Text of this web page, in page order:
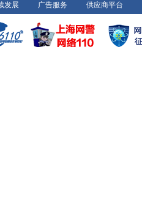
发展 广告服务 供应商平台